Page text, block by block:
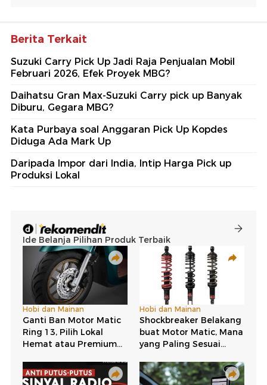
Berita Terkait
Suzuki Carry Pick Up Jadi Raja Penjualan Mobil
Februari 2026, Efek Proyek MBG?
Daihatsu Gran Max-Suzuki Carry pick up Banyak
Diburu, Gegara MBG?
Kata Purbaya soal Anggaran Pick Up Kopdes
Diduga Ada Mark Up
Daripada Impor dari India, Intip Harga Pick up
Produksi Lokal